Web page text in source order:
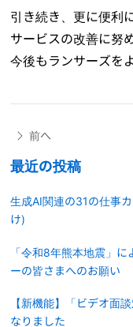
引き続き、更に便利
サービスの改善に努
今後もランサーズを
前へ
最近の投稿
生成AI関連の31の仕事
け)
「令和8年熊本地震」
ーの皆さまへのお願い
【新機能】「ビデオ面
なりました